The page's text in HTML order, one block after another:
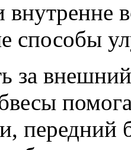
внутренне
способы
за
передний